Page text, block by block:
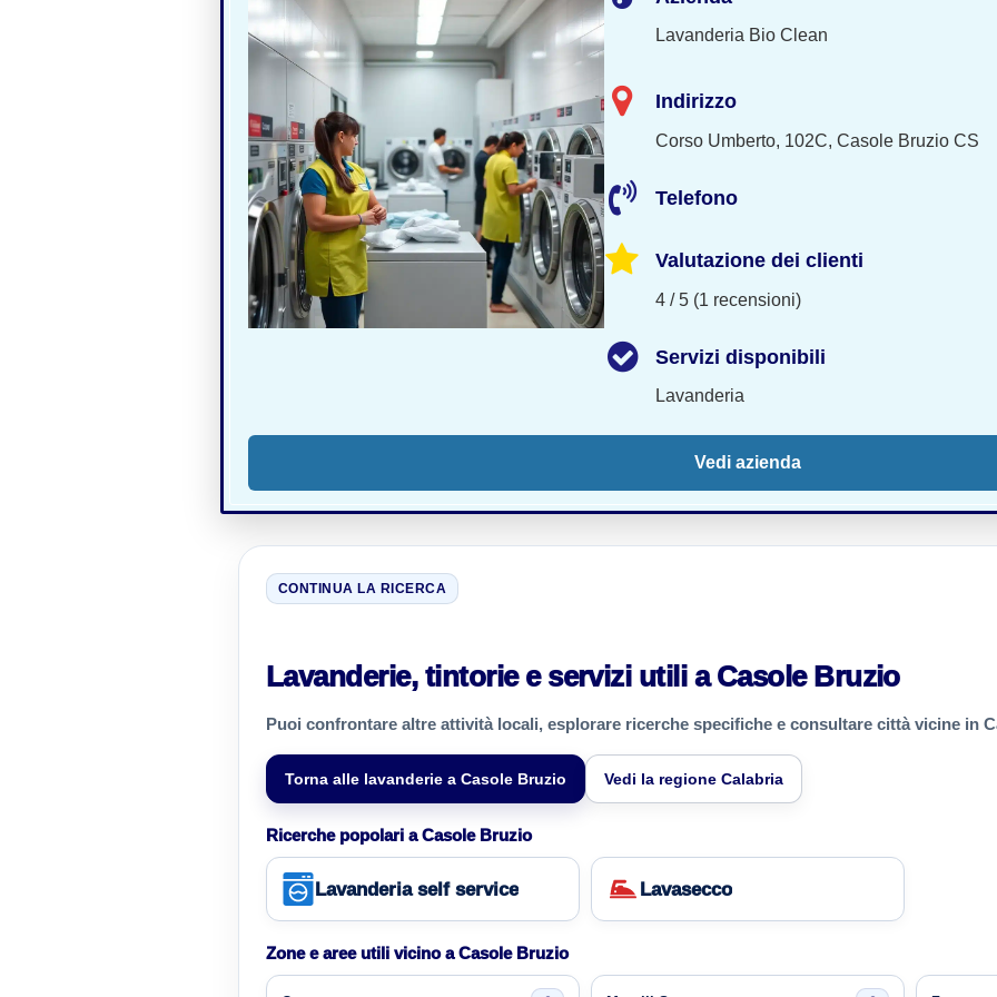
Lavanderia Bio Clean
Indirizzo
Corso Umberto, 102C, Casole Bruzio CS
Telefono
Valutazione dei clienti
4 / 5 (1 recensioni)
Servizi disponibili
Lavanderia
Vedi azienda
CONTINUA LA RICERCA
Lavanderie, tintorie e servizi utili a Casole Bruzio
Puoi confrontare altre attività locali, esplorare ricerche specifiche e consultare città vicine in
Torna alle lavanderie a Casole Bruzio Vedi la regione Calabria
Ricerche popolari a Casole Bruzio
Lavanderia self service Lavasecco
Zone e aree utili vicino a Casole Bruzio